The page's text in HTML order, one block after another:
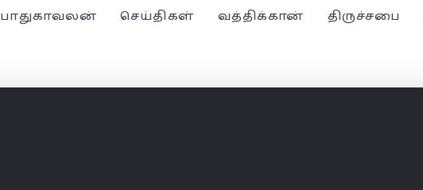
பாதுகாவலன் செய்திகள் வத்திக்கான் திருச்சபை